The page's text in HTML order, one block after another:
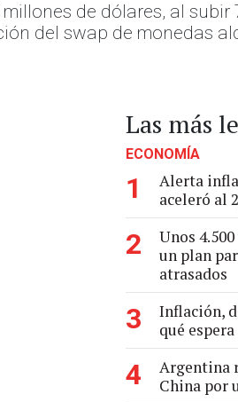
de dólares, al subir
del swap de monedas
Las más
ECONOMÍA
1
Alerta
aceleró al
2
Unos
un plan
atrasados
3
Inflación,
qué
4
Argentina
China por